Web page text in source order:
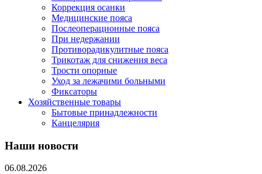
Коррекция осанки
Медицинские пояса
Послеоперационные пояса
При недержании
Противорадикулитные пояса
Трикотаж для снижения веса
Трости опорные
Уход за лежачими больными
Фиксаторы
Хозяйственные товары
Бытовые принадлежности
Канцелярия
Наши новости
06.08.2026